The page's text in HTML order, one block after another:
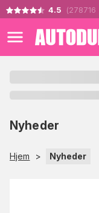
4.5 (278716
Nyheder
Hjem > Nyheder